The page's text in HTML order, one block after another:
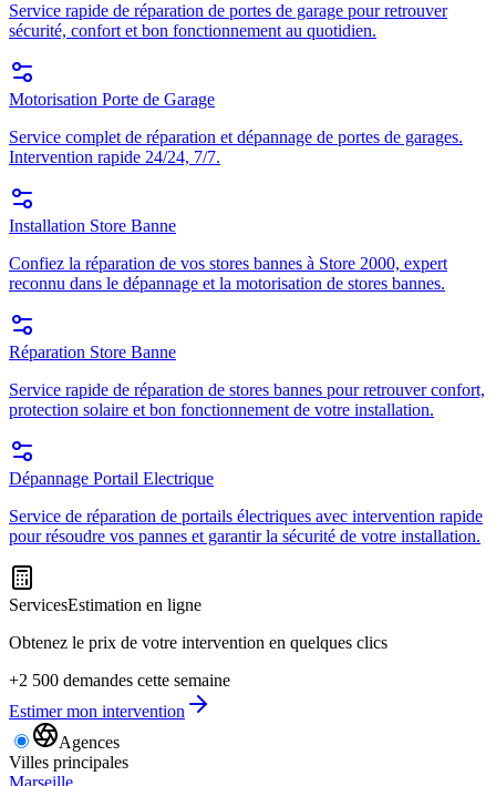
Service rapide de réparation de portes de garage pour retrouver
sécurité, confort et bon fonctionnement au quotidien.
Motorisation Porte de Garage
Service complet de réparation et dépannage de portes de garages.
Intervention rapide 24/24, 7/7.
Installation Store Banne
Confiez la réparation de vos stores bannes à Store 2000, expert
reconnu dans le dépannage et la motorisation de stores bannes.
Réparation Store Banne
Service rapide de réparation de stores bannes pour retrouver confort,
protection solaire et bon fonctionnement de votre installation.
Dépannage Portail Electrique
Service de réparation de portails électriques avec intervention rapide
pour résoudre vos pannes et garantir la sécurité de votre installation.
ServicesEstimation en ligne
Obtenez le prix de votre intervention en quelques clics
+2 500 demandes cette semaine
Estimer mon intervention
Agences
Villes principales
Marseille